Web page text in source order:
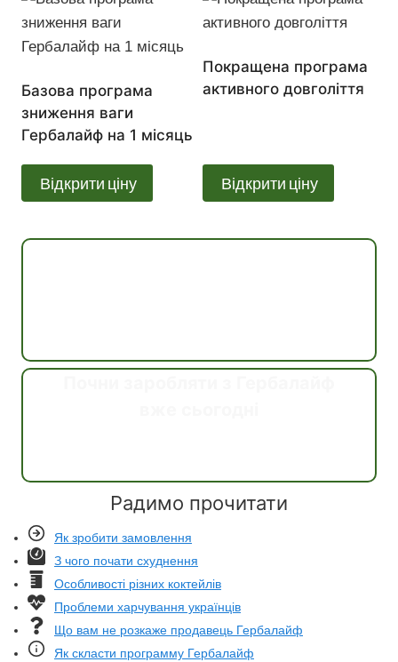
Базова програма
зниження ваги
Гербалайф на 1 місяць
Відкрити ціну
Покращена програма
активного довголіття
Відкрити ціну
Радимо прочитати
Як зробити замовлення
З чого почати схуднення
Особливості різних коктейлів
Проблеми харчування українців
Що вам не розкаже продавець Гербалайф
Як скласти программу Гербалайф